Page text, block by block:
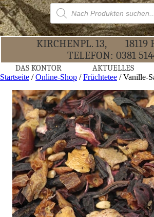
Products
search
KIR­CHEN­PL. 13,
18119
TELE­FON: 0381
DAS KON­TOR AKTU­EL­LES
Startseite /Online-Shop /Früchtetee / Vanil­le-